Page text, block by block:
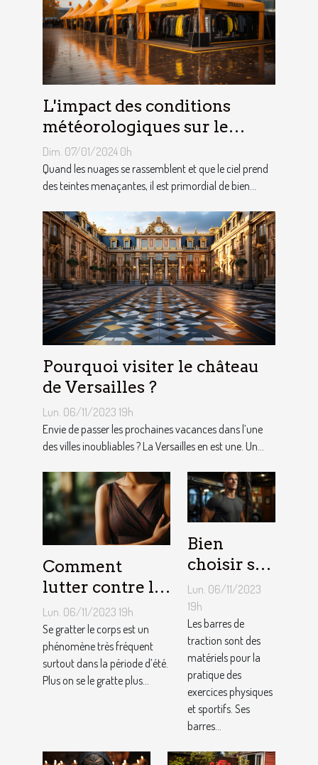
L'impact des conditions
météorologiques sur le
choix des tentes publicitaires
Dim. 07/01/2024 0h
Quand les nuages se rassemblent et que le ciel prend
des teintes menaçantes, il est primordial de bien...
Pourquoi visiter le château
de Versailles ?
Lun. 06/11/2023 19h
Envie de passer les prochaines vacances dans l’une
des villes inoubliables ? La Versailles en est une. Un...
Comment
lutter contre la
démangeaison ?
Lun. 06/11/2023 19h
Se gratter le corps est un
phénomène très fréquent
surtout dans la période d’été.
Plus on se le gratte plus...
Bien
choisir sa
barre de
traction :
nos
conseils !
Lun. 06/11/2023
19h
Les barres de
traction sont des
matériels pour la
pratique des
exercices physiques
et sportifs. Ses
barres...